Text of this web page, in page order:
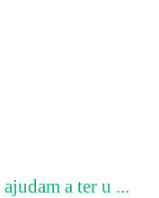
a ter u ...